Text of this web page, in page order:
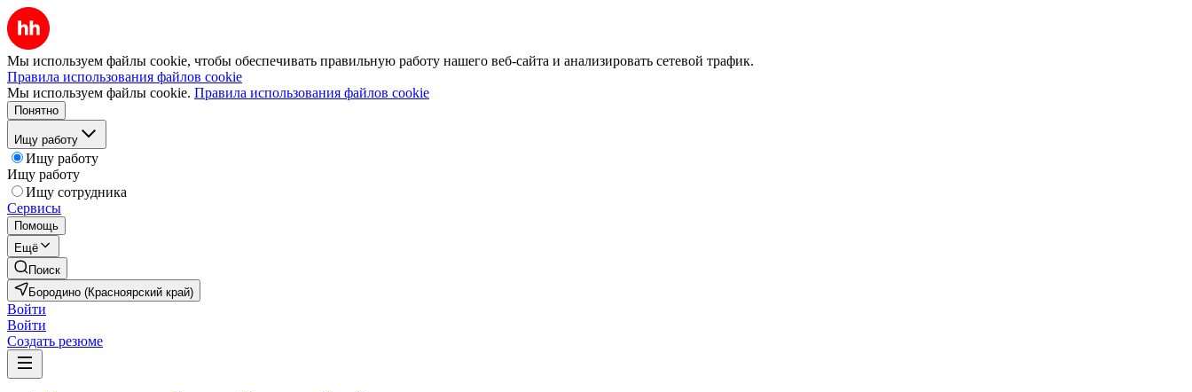
Мы используем файлы cookie, чтобы обеспечивать правильную работу нашего веб-сайта и анализировать сетевой трафик.
Правила использования файлов cookie
Мы используем файлы cookie. Правила использования файлов cookie
Понятно
Ищу работу
Ищу работу
Ищу работу
Ищу сотрудника
Сервисы
Помощь
Ещё
Поиск
Бородино (Красноярский край)
Войти
Войти
Создать резюме